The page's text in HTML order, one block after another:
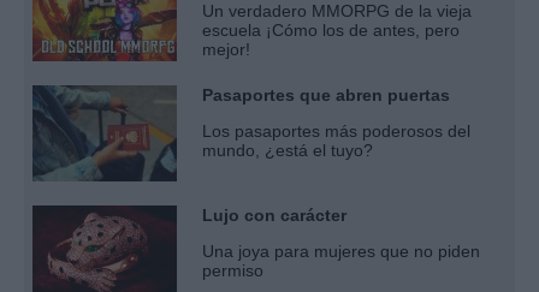
Un verdadero MMORPG de la vieja
escuela ¡Cómo los de antes, pero
mejor!
Pasaportes que abren puertas
Los pasaportes más poderosos del
mundo, ¿está el tuyo?
Lujo con carácter
Una joya para mujeres que no piden
permiso